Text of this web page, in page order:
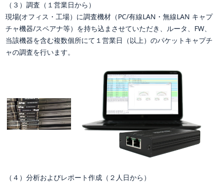
（３）調査（１営業日から）
現場(オフィス・工場）に調査機材（PC/有線LAN・無線LAN キャプ
チャ機器/スペアナ等）を持ち込まさせていただき、ルータ、FW、
当該機器を含む複数個所にて１営業日（以上）のパケットキャプチ
ャの調査を行います。
（４）分析およびレポート作成（２人日から）